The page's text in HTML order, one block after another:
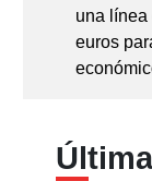
una línea
euros